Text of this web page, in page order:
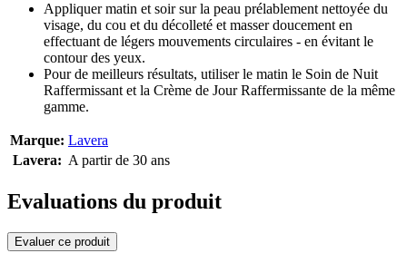
Appliquer matin et soir sur la peau prélablement nettoyée du
visage, du cou et du décolleté et masser doucement en
effectuant de légers mouvements circulaires - en évitant le
contour des yeux.
Pour de meilleurs résultats, utiliser le matin le Soin de Nuit
Raffermissant et la Crème de Jour Raffermissante de la même
gamme.
Marque: Lavera
Lavera: A partir de 30 ans
Evaluations du produit
Evaluer ce produit